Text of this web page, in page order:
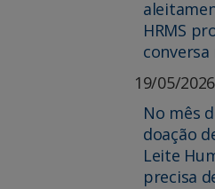
HRMS
19/05/2026
No mês
doação
Leite
precisa